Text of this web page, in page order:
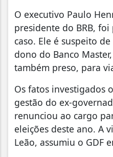
O executivo Paulo
presidente do BRB,
caso. Ele é suspeito
dono do Banco
também preso, para
Os fatos investigados
gestão do ex-
renunciou ao cargo
eleições deste ano. A
Leão, assumiu o GDF